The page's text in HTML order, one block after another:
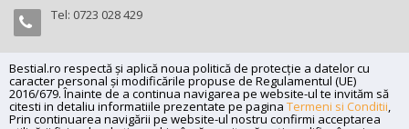
Bestial.ro respectă și aplică noua politică de protecție a datelor cu
caracter personal și modificările propuse de Regulamentul (UE)
2016/679. Înainte de a continua navigarea pe website-ul te invităm să
citesti in detaliu informatiile prezentate pe pagina Termeni si Conditii,
Prin continuarea navigării pe website-ul nostru confirmi acceptarea
Tel: 0723 028 429
Copyright (C) 2026bestial.ro -All rights reserved.
SC BESTIAL RECORDS SRL, Nr. R.C.: J35/345/2005, C.U.I.: RO17197870,